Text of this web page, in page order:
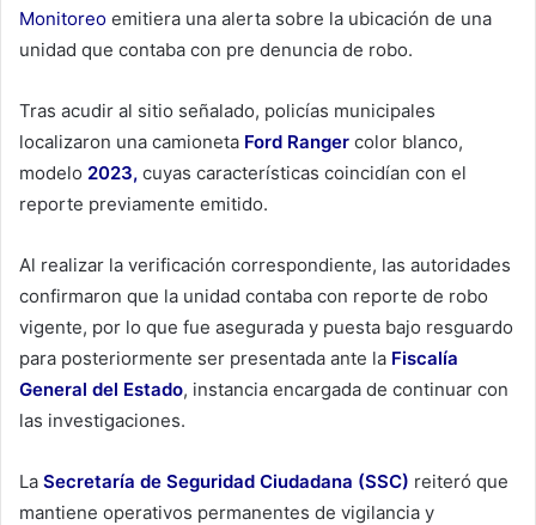
Monitoreo emitiera una alerta sobre la ubicación de una
unidad que contaba con pre denuncia de robo.
Tras acudir al sitio señalado, policías municipales
localizaron una camioneta Ford Ranger color blanco,
modelo 2023, cuyas características coincidían con el
reporte previamente emitido.
Al realizar la verificación correspondiente, las autoridades
confirmaron que la unidad contaba con reporte de robo
vigente, por lo que fue asegurada y puesta bajo resguardo
para posteriormente ser presentada ante la Fiscalía
General del Estado, instancia encargada de continuar con
las investigaciones.
La Secretaría de Seguridad Ciudadana (SSC) reiteró que
mantiene operativos permanentes de vigilancia y